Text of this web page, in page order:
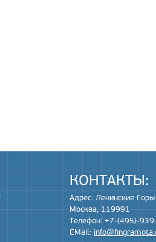
КОНТАКТЫ:
Адрес: Ленинские
Москва, 119991
Телефон: +7-(495)-
EMail: